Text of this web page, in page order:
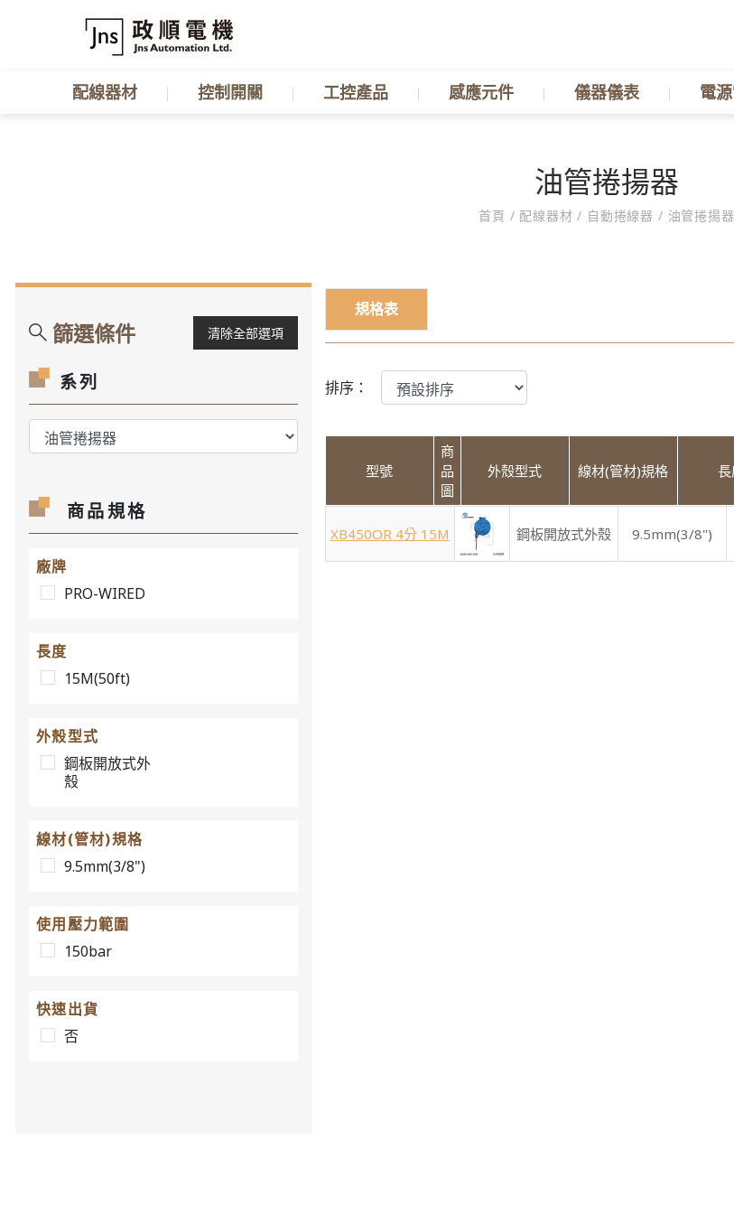
配線器材 控制開關 工控產品 感應元件 儀器儀表 電
油管捲揚器
首頁 / 配線器材/ 自動捲線器 / 油管捲揚器
篩選條件 清除全部選項
系列
商品規格
廠牌
PRO-WIRED
長度
15M(50ft)
外殼型式
鋼板開放式外
殼
線材(管材)規格
9.5mm(3/8")
使用壓力範圍
150bar
快速出貨
否
規格表
排序：
型號
商
品
圖
外殼型式 線材(管材)規格
XB450OR 4分 15M 鋼板開放式外殼 9.5mm(3/8")